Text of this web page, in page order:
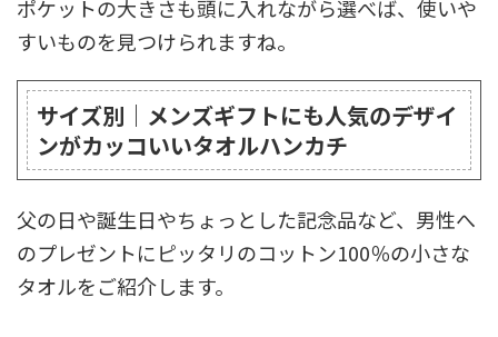
ポケットの大きさも頭に入れながら選べば、使いや
すいものを見つけられますね。
サイズ別｜メンズギフトにも人気のデザイ
ンがカッコいいタオルハンカチ
父の日や誕生日やちょっとした記念品など、男性へ
のプレゼントにピッタリのコットン100％の小さな
タオルをご紹介します。